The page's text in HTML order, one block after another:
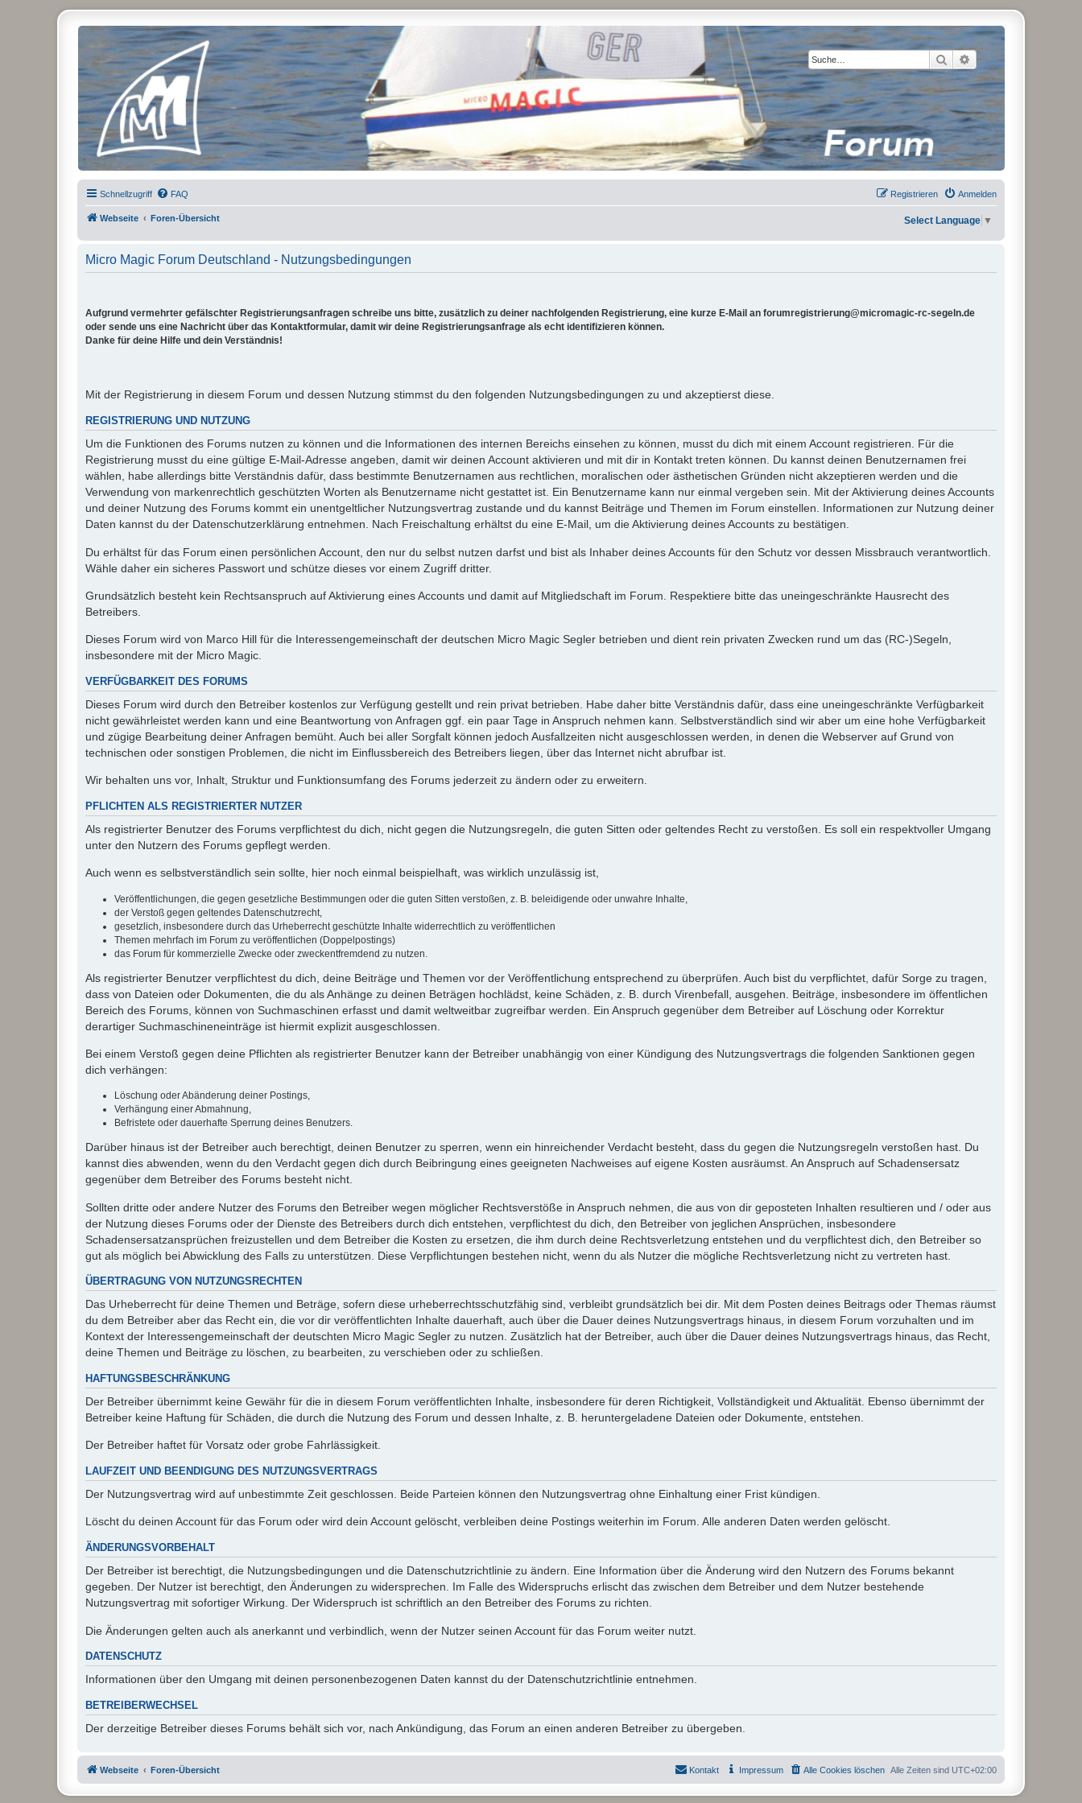
Suche Erweiterte Suche
Micro Magic Forum Deutschland
Schnellzugriff FAQ Anmelden
Registrieren
Webseite Foren-Übersicht Select Language ▼
Micro Magic Forum Deutschland - Nutzungsbedingungen
Aufgrund vermehrter gefälschter Registrierungsanfragen schreibe uns bitte, zusätzlich zu deiner nachfolgenden Registrierung, eine kurze E-Mail an forumregistrierung@micromagic-rc-segeln.de
oder sende uns eine Nachricht über das Kontaktformular, damit wir deine Registrierungsanfrage als echt identifizieren können.
Danke für deine Hilfe und dein Verständnis!
Mit der Registrierung in diesem Forum und dessen Nutzung stimmst du den folgenden Nutzungsbedingungen zu und akzeptierst diese.
REGISTRIERUNG UND NUTZUNG
Um die Funktionen des Forums nutzen zu können und die Informationen des internen Bereichs einsehen zu können, musst du dich mit einem Account registrieren. Für die
Registrierung musst du eine gültige E-Mail-Adresse angeben, damit wir deinen Account aktivieren und mit dir in Kontakt treten können. Du kannst deinen Benutzernamen frei
wählen, habe allerdings bitte Verständnis dafür, dass bestimmte Benutzernamen aus rechtlichen, moralischen oder ästhetischen Gründen nicht akzeptieren werden und die
Verwendung von markenrechtlich geschützten Worten als Benutzername nicht gestattet ist. Ein Benutzername kann nur einmal vergeben sein. Mit der Aktivierung deines Accounts
und deiner Nutzung des Forums kommt ein unentgeltlicher Nutzungsvertrag zustande und du kannst Beiträge und Themen im Forum einstellen. Informationen zur Nutzung deiner
Daten kannst du der Datenschutzerklärung entnehmen. Nach Freischaltung erhältst du eine E-Mail, um die Aktivierung deines Accounts zu bestätigen.
Du erhältst für das Forum einen persönlichen Account, den nur du selbst nutzen darfst und bist als Inhaber deines Accounts für den Schutz vor dessen Missbrauch verantwortlich.
Wähle daher ein sicheres Passwort und schütze dieses vor einem Zugriff dritter.
Grundsätzlich besteht kein Rechtsanspruch auf Aktivierung eines Accounts und damit auf Mitgliedschaft im Forum. Respektiere bitte das uneingeschränkte Hausrecht des
Betreibers.
Dieses Forum wird von Marco Hill für die Interessengemeinschaft der deutschen Micro Magic Segler betrieben und dient rein privaten Zwecken rund um das (RC-)Segeln,
insbesondere mit der Micro Magic.
VERFÜGBARKEIT DES FORUMS
Dieses Forum wird durch den Betreiber kostenlos zur Verfügung gestellt und rein privat betrieben. Habe daher bitte Verständnis dafür, dass eine uneingeschränkte Verfügbarkeit
nicht gewährleistet werden kann und eine Beantwortung von Anfragen ggf. ein paar Tage in Anspruch nehmen kann. Selbstverständlich sind wir aber um eine hohe Verfügbarkeit
und zügige Bearbeitung deiner Anfragen bemüht. Auch bei aller Sorgfalt können jedoch Ausfallzeiten nicht ausgeschlossen werden, in denen die Webserver auf Grund von
technischen oder sonstigen Problemen, die nicht im Einflussbereich des Betreibers liegen, über das Internet nicht abrufbar ist.
Wir behalten uns vor, Inhalt, Struktur und Funktionsumfang des Forums jederzeit zu ändern oder zu erweitern.
PFLICHTEN ALS REGISTRIERTER NUTZER
Als registrierter Benutzer des Forums verpflichtest du dich, nicht gegen die Nutzungsregeln, die guten Sitten oder geltendes Recht zu verstoßen. Es soll ein respektvoller Umgang
unter den Nutzern des Forums gepflegt werden.
Auch wenn es selbstverständlich sein sollte, hier noch einmal beispielhaft, was wirklich unzulässig ist,
Veröffentlichungen, die gegen gesetzliche Bestimmungen oder die guten Sitten verstoßen, z. B. beleidigende oder unwahre Inhalte,
der Verstoß gegen geltendes Datenschutzrecht,
gesetzlich, insbesondere durch das Urheberrecht geschützte Inhalte widerrechtlich zu veröffentlichen
Themen mehrfach im Forum zu veröffentlichen (Doppelpostings)
das Forum für kommerzielle Zwecke oder zweckentfremdend zu nutzen.
Als registrierter Benutzer verpflichtest du dich, deine Beiträge und Themen vor der Veröffentlichung entsprechend zu überprüfen. Auch bist du verpflichtet, dafür Sorge zu tragen,
dass von Dateien oder Dokumenten, die du als Anhänge zu deinen Beträgen hochlädst, keine Schäden, z. B. durch Virenbefall, ausgehen. Beiträge, insbesondere im öffentlichen
Bereich des Forums, können von Suchmaschinen erfasst und damit weltweitbar zugreifbar werden. Ein Anspruch gegenüber dem Betreiber auf Löschung oder Korrektur
derartiger Suchmaschineneinträge ist hiermit explizit ausgeschlossen.
Bei einem Verstoß gegen deine Pflichten als registrierter Benutzer kann der Betreiber unabhängig von einer Kündigung des Nutzungsvertrags die folgenden Sanktionen gegen
dich verhängen:
Löschung oder Abänderung deiner Postings,
Verhängung einer Abmahnung,
Befristete oder dauerhafte Sperrung deines Benutzers.
Darüber hinaus ist der Betreiber auch berechtigt, deinen Benutzer zu sperren, wenn ein hinreichender Verdacht besteht, dass du gegen die Nutzungsregeln verstoßen hast. Du
kannst dies abwenden, wenn du den Verdacht gegen dich durch Beibringung eines geeigneten Nachweises auf eigene Kosten ausräumst. An Anspruch auf Schadensersatz
gegenüber dem Betreiber des Forums besteht nicht.
Sollten dritte oder andere Nutzer des Forums den Betreiber wegen möglicher Rechtsverstöße in Anspruch nehmen, die aus von dir geposteten Inhalten resultieren und / oder aus
der Nutzung dieses Forums oder der Dienste des Betreibers durch dich entstehen, verpflichtest du dich, den Betreiber von jeglichen Ansprüchen, insbesondere
Schadensersatzansprüchen freizustellen und dem Betreiber die Kosten zu ersetzen, die ihm durch deine Rechtsverletzung entstehen und du verpflichtest dich, den Betreiber so
gut als möglich bei Abwicklung des Falls zu unterstützen. Diese Verpflichtungen bestehen nicht, wenn du als Nutzer die mögliche Rechtsverletzung nicht zu vertreten hast.
ÜBERTRAGUNG VON NUTZUNGSRECHTEN
Das Urheberrecht für deine Themen und Beträge, sofern diese urheberrechtsschutzfähig sind, verbleibt grundsätzlich bei dir. Mit dem Posten deines Beitrags oder Themas räumst
du dem Betreiber aber das Recht ein, die vor dir veröffentlichten Inhalte dauerhaft, auch über die Dauer deines Nutzungsvertrags hinaus, in diesem Forum vorzuhalten und im
Kontext der Interessengemeinschaft der deutschten Micro Magic Segler zu nutzen. Zusätzlich hat der Betreiber, auch über die Dauer deines Nutzungsvertrags hinaus, das Recht,
deine Themen und Beiträge zu löschen, zu bearbeiten, zu verschieben oder zu schließen.
HAFTUNGSBESCHRÄNKUNG
Der Betreiber übernimmt keine Gewähr für die in diesem Forum veröffentlichten Inhalte, insbesondere für deren Richtigkeit, Vollständigkeit und Aktualität. Ebenso übernimmt der
Betreiber keine Haftung für Schäden, die durch die Nutzung des Forum und dessen Inhalte, z. B. heruntergeladene Dateien oder Dokumente, entstehen.
Der Betreiber haftet für Vorsatz oder grobe Fahrlässigkeit.
LAUFZEIT UND BEENDIGUNG DES NUTZUNGSVERTRAGS
Der Nutzungsvertrag wird auf unbestimmte Zeit geschlossen. Beide Parteien können den Nutzungsvertrag ohne Einhaltung einer Frist kündigen.
Löscht du deinen Account für das Forum oder wird dein Account gelöscht, verbleiben deine Postings weiterhin im Forum. Alle anderen Daten werden gelöscht.
ÄNDERUNGSVORBEHALT
Der Betreiber ist berechtigt, die Nutzungsbedingungen und die Datenschutzrichtlinie zu ändern. Eine Information über die Änderung wird den Nutzern des Forums bekannt
gegeben. Der Nutzer ist berechtigt, den Änderungen zu widersprechen. Im Falle des Widerspruchs erlischt das zwischen dem Betreiber und dem Nutzer bestehende
Nutzungsvertrag mit sofortiger Wirkung. Der Widerspruch ist schriftlich an den Betreiber des Forums zu richten.
Die Änderungen gelten auch als anerkannt und verbindlich, wenn der Nutzer seinen Account für das Forum weiter nutzt.
DATENSCHUTZ
Informationen über den Umgang mit deinen personenbezogenen Daten kannst du der Datenschutzrichtlinie entnehmen.
BETREIBERWECHSEL
Der derzeitige Betreiber dieses Forums behält sich vor, nach Ankündigung, das Forum an einen anderen Betreiber zu übergeben.
Webseite Foren-Übersicht Alle Zeiten sind UTC+02:00
Alle Cookies löschen
Impressum
Kontakt